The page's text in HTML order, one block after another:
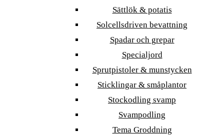
Sättlök & potatis
Solcellsdriven bevattning
Spadar och grepar
Specialjord
Sprutpistoler & munstycken
Sticklingar & småplantor
Stockodling svamp
Svampodling
Tema Groddning